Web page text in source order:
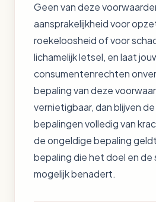
Geen van deze
aansprakelijkheid voor
roekeloosheid of voor
lichamelijk letsel, en laat
consumentenrechten
bepaling van deze
vernietigbaar, dan blijven
bepalingen volledig van
de ongeldige bepaling
bepaling die het doel en de
mogelijk benadert.